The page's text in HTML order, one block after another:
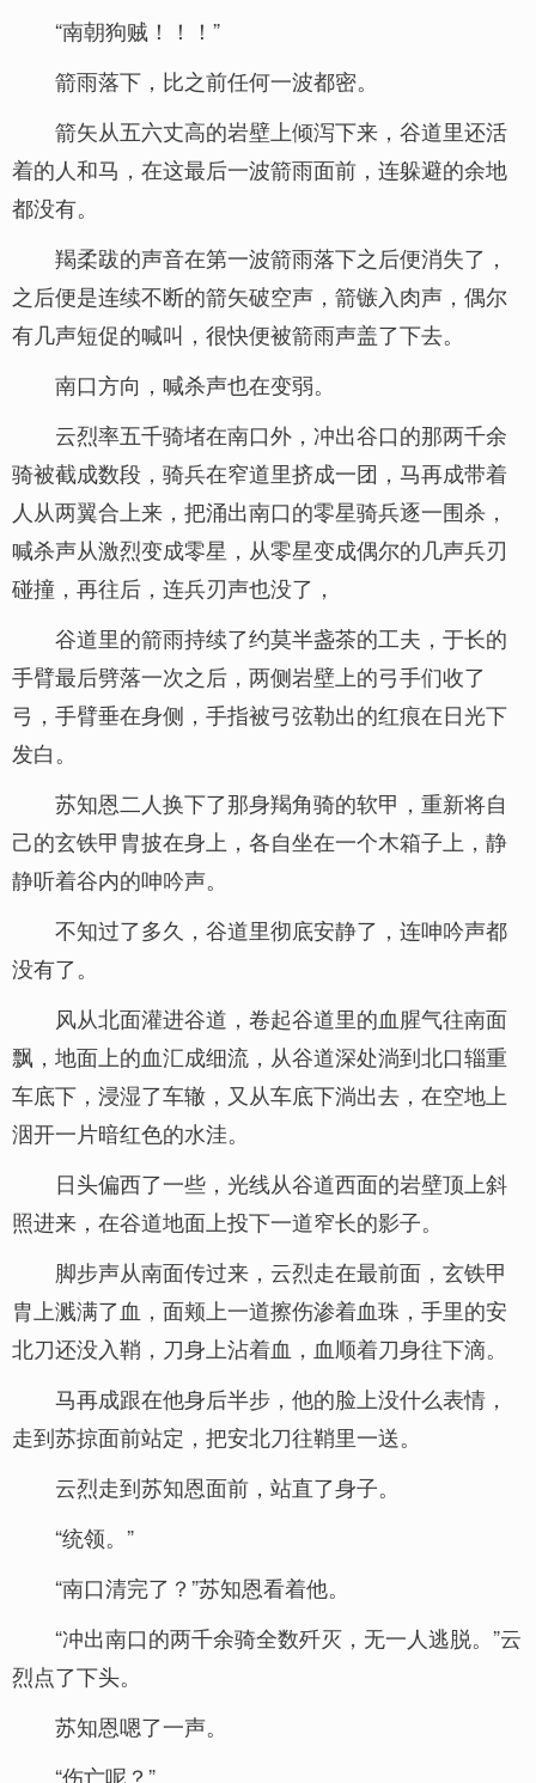
“南朝狗贼！！！”
箭雨落下，比之前任何一波都密。
箭矢从五六丈高的岩壁上倾泻下来，谷道里还活
着的人和马，在这最后一波箭雨面前，连躲避的余地
都没有。
羯柔跋的声音在第一波箭雨落下之后便消失了，
之后便是连续不断的箭矢破空声，箭镞入肉声，偶尔
有几声短促的喊叫，很快便被箭雨声盖了下去。
南口方向，喊杀声也在变弱。
云烈率五千骑堵在南口外，冲出谷口的那两千余
骑被截成数段，骑兵在窄道里挤成一团，马再成带着
人从两翼合上来，把涌出南口的零星骑兵逐一围杀，
喊杀声从激烈变成零星，从零星变成偶尔的几声兵刃
碰撞，再往后，连兵刃声也没了，
谷道里的箭雨持续了约莫半盏茶的工夫，于长的
手臂最后劈落一次之后，两侧岩壁上的弓手们收了
弓，手臂垂在身侧，手指被弓弦勒出的红痕在日光下
发白。
苏知恩二人换下了那身羯角骑的软甲，重新将自
己的玄铁甲胄披在身上，各自坐在一个木箱子上，静
静听着谷内的呻吟声。
不知过了多久，谷道里彻底安静了，连呻吟声都
没有了。
风从北面灌进谷道，卷起谷道里的血腥气往南面
飘，地面上的血汇成细流，从谷道深处淌到北口辎重
车底下，浸湿了车辙，又从车底下淌出去，在空地上
洇开一片暗红色的水洼。
日头偏西了一些，光线从谷道西面的岩壁顶上斜
照进来，在谷道地面上投下一道窄长的影子。
脚步声从南面传过来，云烈走在最前面，玄铁甲
胄上溅满了血，面颊上一道擦伤渗着血珠，手里的安
北刀还没入鞘，刀身上沾着血，血顺着刀身往下滴。
马再成跟在他身后半步，他的脸上没什么表情，
走到苏掠面前站定，把安北刀往鞘里一送。
云烈走到苏知恩面前，站直了身子。
“统领。”
“南口清完了？”苏知恩看着他。
“冲出南口的两千余骑全数歼灭，无一人逃脱。”云
烈点了下头。
苏知恩嗯了一声。
“伤亡呢？”